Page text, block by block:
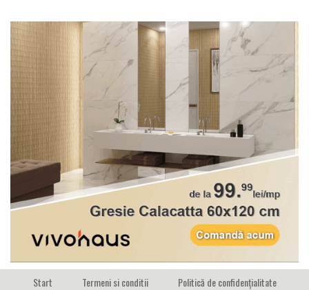
Start Termeni si conditii
Politică de confidențialitate